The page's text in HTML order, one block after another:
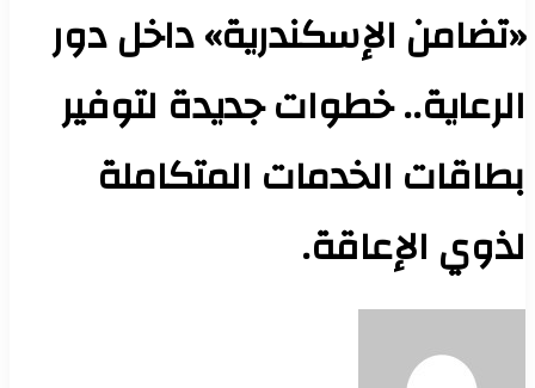
«تضامن الإسكندرية» داخل دور
الرعاية.. خطوات جديدة لتوفير
بطاقات الخدمات المتكاملة
لذوي الإعاقة.